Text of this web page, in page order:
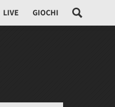
LIVE GIOCHI